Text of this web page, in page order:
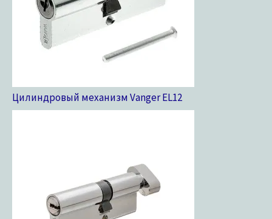
Цилиндровый механизм Vanger EL12